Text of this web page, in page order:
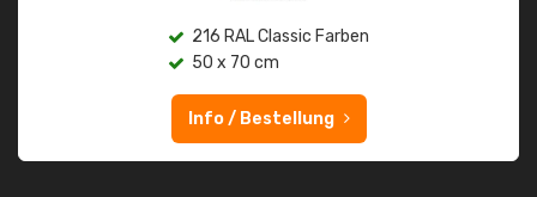
216 RAL Classic Farben
50 x 70 cm
Info / Bestellung